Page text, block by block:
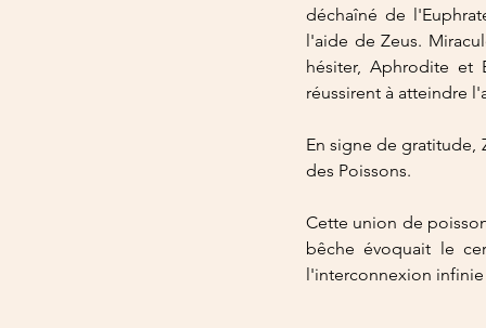
déchaîné de
l'aide de Zeus.
hésiter, Aphrodite et
réussirent à atteindre
En signe de gratitude,
des Poissons.
Cette union de
bêche évoquait le
l'interconnexion